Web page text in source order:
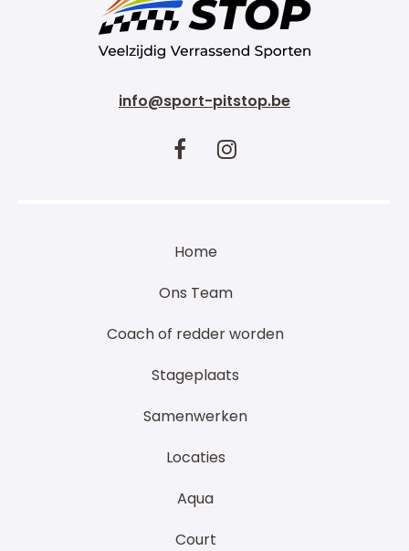
info@sport-pitstop.be
Home
Ons Team
Coach of redder worden
Stageplaats
Samenwerken
Locaties
Aqua
Court